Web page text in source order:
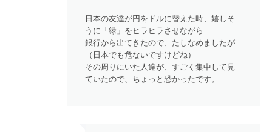
日本の友達が円をドルに替えた時、嬉しそ
うに「緑」をヒラヒラさせながら
銀行から出てきたので、たしなめましたが
（日本でも危ないですけどね）
その周りにいた人達が、すごく集中して見
ていたので、ちょっと恐かったです。